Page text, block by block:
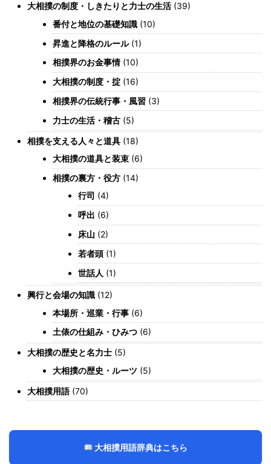
大相撲の制度・しきたりと力士の生活 (39)
番付と地位の基礎知識 (10)
昇進と降格のルール(1)
相撲界のお金事情(10)
大相撲の制度・掟 (16)
相撲界の伝統行事・風習 (3)
力士の生活・稽古 (5)
相撲を支える人々と道具 (18)
大相撲の道具と装束 (6)
相撲の裏方・役方 (14)
行司 (4)
呼出 (6)
床山 (2)
若者頭 (1)
世話人 (1)
興行と会場の知識 (12)
本場所・巡業・行事 (6)
土俵の仕組み・ひみつ (6)
大相撲の歴史と名力士 (5)
大相撲の歴史・ルーツ (5)
大相撲用語 (70)
大相撲用語辞典はこちら